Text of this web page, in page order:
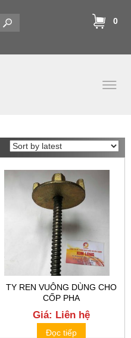
0
TY REN VUÔNG DÙNG CHO
CỐP PHA
Giá: Liên hệ
Đọc tiếp